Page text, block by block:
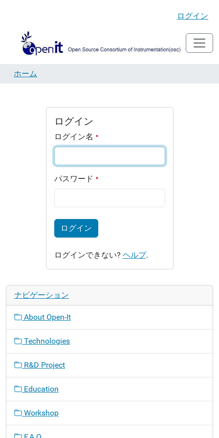
ログイン
ホーム
ログイン
ログイン名
パスワード
ログイン
ログインできない? ヘルプ.
ナビゲーション
About Open-It
Technologies
R&D Project
Education
Workshop